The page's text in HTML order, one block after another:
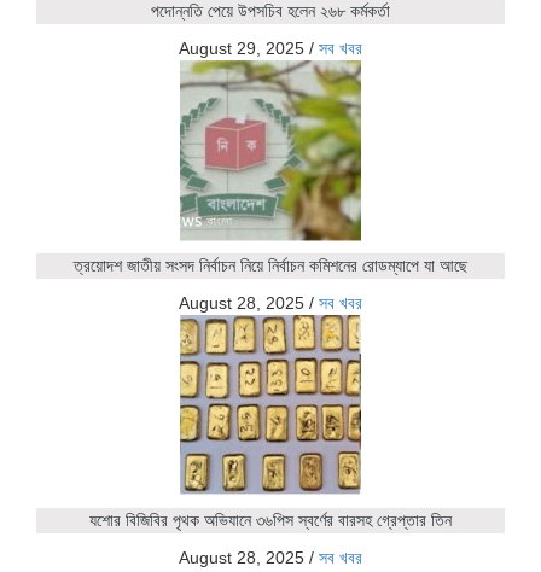
পদোন্নতি পেয়ে উপসচিব হলেন ২৬৮ কর্মকর্তা
August 29, 2025 / সব খবর
ত্রয়োদশ জাতীয় সংসদ নির্বাচন নিয়ে নির্বাচন কমিশনের রোডম্যাপে যা আছে
August 28, 2025 / সব খবর
যশোর বিজিবির পৃথক অভিযানে ৩৬পিস স্বর্ণের বারসহ গ্রেপ্তার তিন
August 28, 2025 / সব খবর